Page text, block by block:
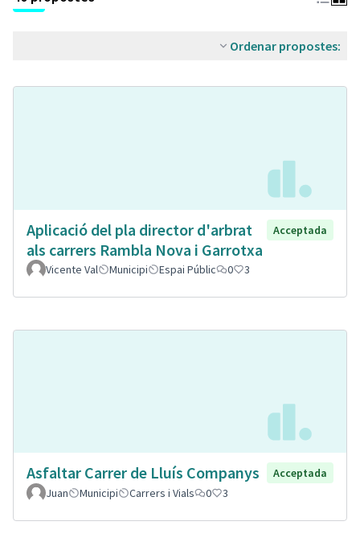
Ordenar propostes:
Aplicació del pla director d'arbrat
als carrers Rambla Nova i Garrotxa
Acceptada
Vicente Val Municipi Espai Públic 0 3
Asfaltar Carrer de Lluís Companys
Acceptada
Juan
Municipi Carrers i Vials 0 3